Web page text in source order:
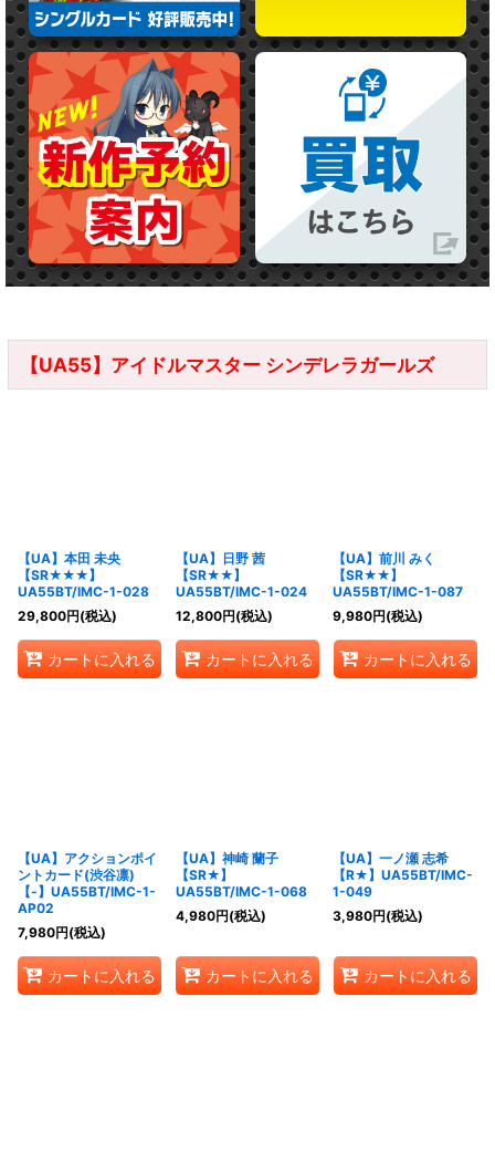
【UA55】アイドルマスター シンデレラガールズ
【UA】本田 未央
【SR★★★】
UA55BT/IMC-1-028
29,800円(税込)
カートに入れる
【UA】日野 茜
【SR★★】
UA55BT/IMC-1-024
12,800円(税込)
カートに入れる
【UA】前川 みく
【SR★★】
UA55BT/IMC-1-087
9,980円(税込)
カートに入れる
【UA】アクションポイ
ントカード(渋谷凛)
【-】UA55BT/IMC-1-
AP02
7,980円(税込)
カートに入れる
【UA】神崎 蘭子
【SR★】
UA55BT/IMC-1-068
4,980円(税込)
カートに入れる
【UA】一ノ瀬 志希
【R★】UA55BT/IMC-
1-049
3,980円(税込)
カートに入れる